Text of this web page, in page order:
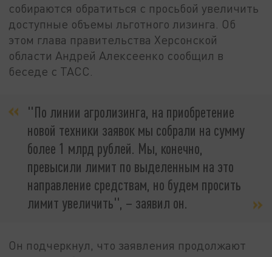
собираются обратиться с просьбой увеличить
доступные объемы льготного лизинга. Об
этом глава правительства Херсонской
области Андрей Алексеенко сообщил в
беседе с ТАСС.
"По линии агролизинга, на приобретение
новой техники заявок мы собрали на сумму
более 1 млрд рублей. Мы, конечно,
превысили лимит по выделенным на это
направление средствам, но будем просить
лимит увеличить", – заявил он.
Он подчеркнул, что заявления продолжают